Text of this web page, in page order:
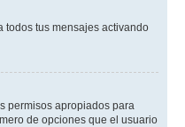
todos tus mensajes activando
permisos apropiados para
de opciones que el usuario